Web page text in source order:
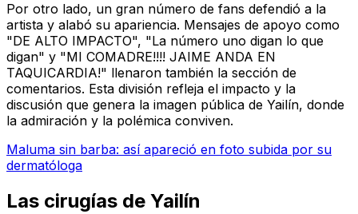
Por otro lado, un gran número de fans defendió a la
artista y alabó su apariencia. Mensajes de apoyo como
"DE ALTO IMPACTO", "La número uno digan lo que
digan" y "MI COMADRE!!!! JAIME ANDA EN
TAQUICARDIA!" llenaron también la sección de
comentarios. Esta división refleja el impacto y la
discusión que genera la imagen pública de Yailín, donde
la admiración y la polémica conviven.
Maluma sin barba: así apareció en foto subida por su
dermatóloga
Las cirugías de Yailín